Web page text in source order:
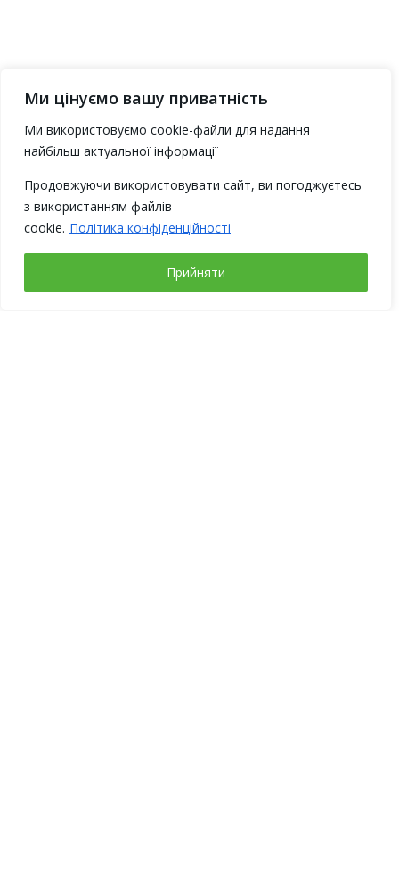
Ми цінуємо вашу приватність
Ми використовуємо cookie-файли для надання
найбільш актуальної інформації
Продовжуючи використовувати сайт, ви погоджуєтесь
з використанням файлів
cookie. Політика конфіденційності
Прийняти